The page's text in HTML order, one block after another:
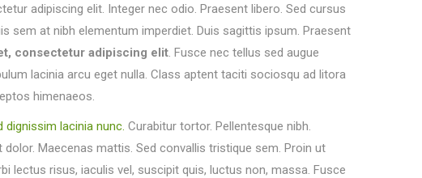
adipiscing elit. Integer nec odio. Praesent libero. Sed cursus
sem at nibh elementum imperdiet. Duis sagittis ipsum. Praesent
consectetur adipiscing elit. Fusce nec tellus sed augue
lacinia arcu eget nulla. Class aptent taciti sociosqu ad litora
himenaeos.
dignissim lacinia nunc. Curabitur tortor. Pellentesque nibh.
Maecenas mattis. Sed convallis tristique sem. Proin ut
lectus risus, iaculis vel, suscipit quis, luctus non, massa. Fusce